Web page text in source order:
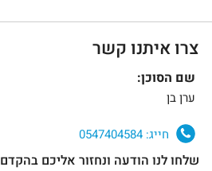
צרו איתנו קשר
שם הסוכן:
ערן בן
חייג:
שלחו לנו הודעה ונחזור אליכם בהקדם